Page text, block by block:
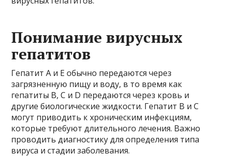
Понимание вирусных
гепатитов
Гепатит A и E обычно передаются через
загрязненную пищу и воду, в то время как
гепатиты B, C и D передаются через кровь и
другие биологические жидкости. Гепатит B и C
могут приводить к хроническим инфекциям,
которые требуют длительного лечения. Важно
проводить диагностику для определения типа
вируса и стадии заболевания.